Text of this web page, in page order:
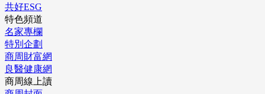
共好ESG
特色頻道
名家專欄
特別企劃
商周財富網
良醫健康網
商周線上讀